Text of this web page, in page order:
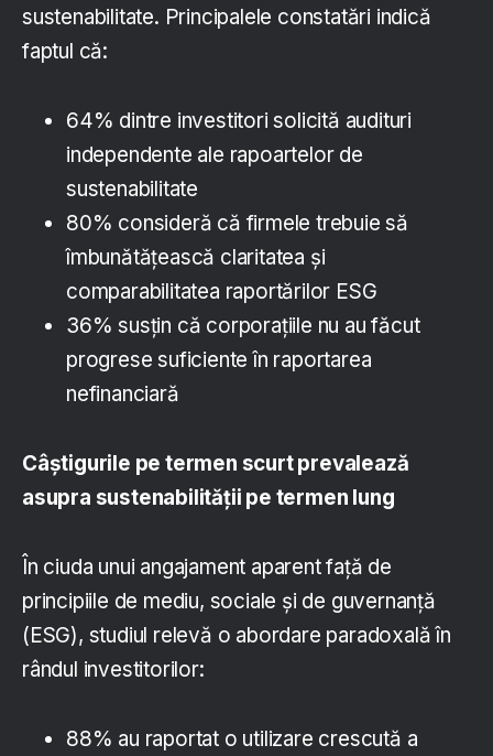
sustenabilitate. Principalele constatări indică
faptul că:
64% dintre investitori solicită audituri
independente ale rapoartelor de
sustenabilitate
80% consideră că firmele trebuie să
îmbunătăţească claritatea şi
comparabilitatea raportărilor ESG
36% susţin că corporaţiile nu au făcut
progrese suficiente în raportarea
nefinanciară
Câştigurile pe termen scurt prevalează
asupra sustenabilităţii pe termen lung
În ciuda unui angajament aparent faţă de
principiile de mediu, sociale şi de guvernanţă
(ESG), studiul relevă o abordare paradoxală în
rândul investitorilor:
88% au raportat o utilizare crescută a